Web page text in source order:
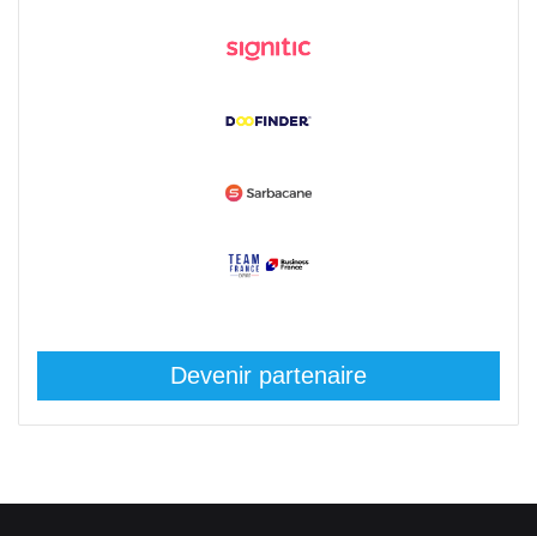
Devenir partenaire